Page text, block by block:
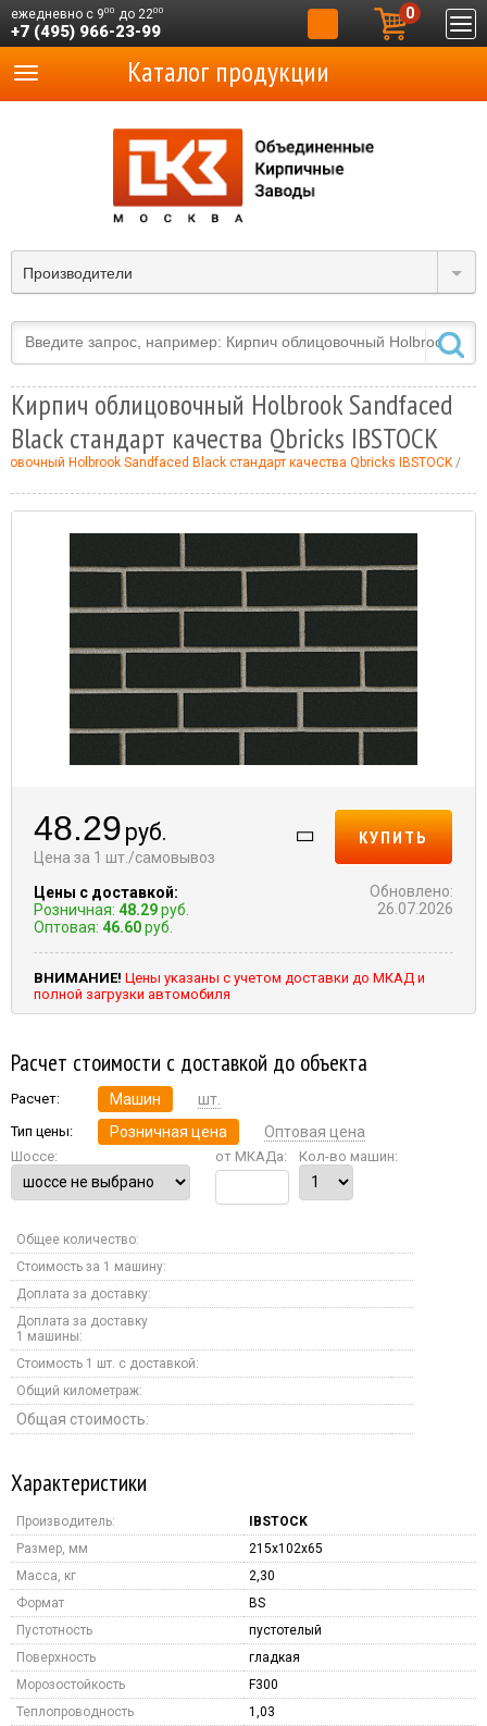
ежедневно с 900 до 2200
+7 (495) 966-23-99
0
Производители
Каталог продукции
Кирпич облицовочный Holbrook Sandfaced
Black стандарт качества Qbricks IBSTOCK
Holbrook Sandfaced Black стандарт качества Qbricks IBSTOCK
48.29 руб.
Цена за 1 шт./самовывоз
Цены с доставкой:
Розничная: 48.29руб.
Оптовая: 46.60руб.
КУПИТЬ
Обновлено:
26.07.2026
ВНИМАНИЕ! Цены указаны с учетом доставки до МКАД и
полной загрузки автомобиля
Расчет стоимости с доставкой до объекта
Расчет: Машин шт.
Тип цены: Розничная цена Оптовая цена
Шоссе: от МКАДа: Кол-во машин:
Общее количество:
Стоимость за 1 машину:
Доплата за доставку:
Доплата за доставку
1 машины:
Стоимость 1 шт. с доставкой:
Общий километраж:
Общая стоимость:
Характеристики
Производитель:
IBSTOCK
Размер, мм
215x102x65
Масса, кг
2,30
Формат
BS
Пустотность
пустотелый
Поверхность
гладкая
Морозостойкость
F300
Теплопроводность
1,03